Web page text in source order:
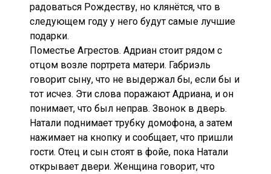
радоваться Рождеству, но клянётся, что в
следующем году у него будут самые лучшие
подарки.
Поместье Агрестов. Адриан стоит рядом с
отцом возле портрета матери. Габриэль
говорит сыну, что не выдержал бы, если бы и
тот исчез. Эти слова поражают Адриана, и он
понимает, что был неправ. Звонок в дверь.
Натали поднимает трубку домофона, а затем
нажимает на кнопку и сообщает, что пришли
гости. Отец и сын стоят в фойе, пока Натали
открывает двери. Женщина говорит, что